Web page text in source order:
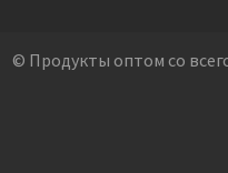
© Продукты оптом со